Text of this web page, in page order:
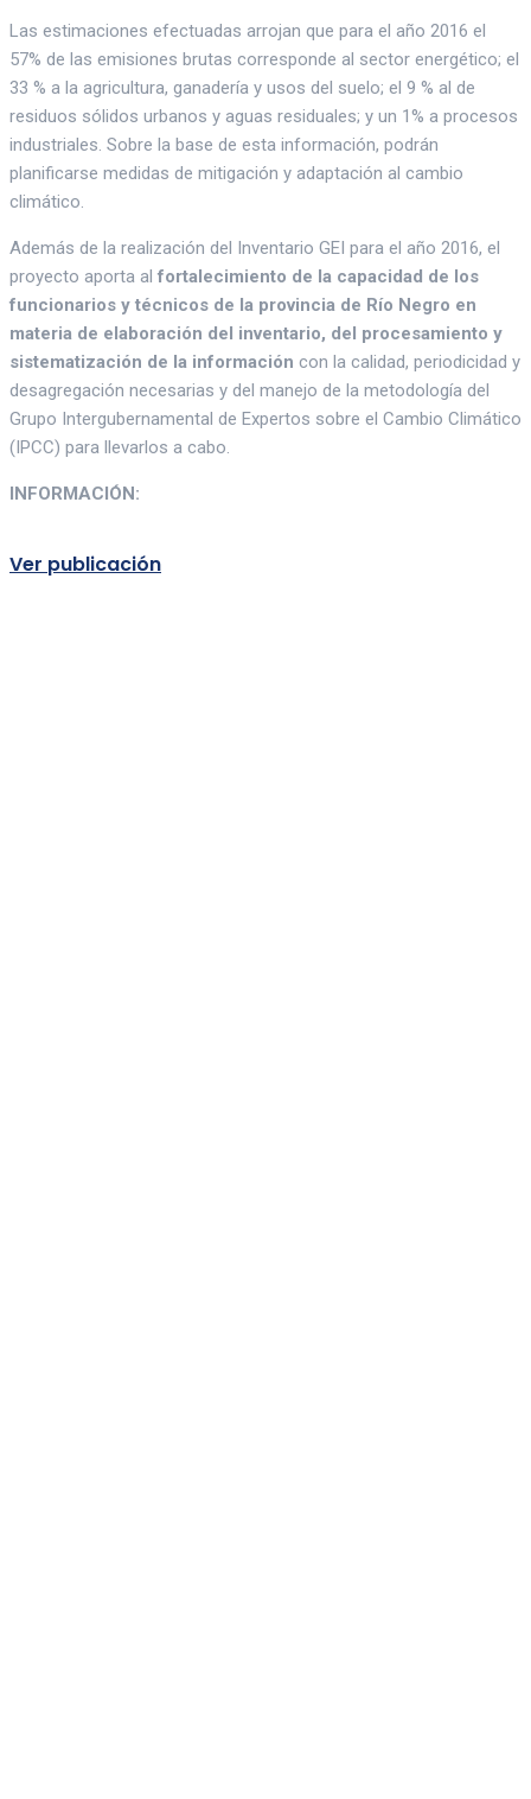
Las estimaciones efectuadas arrojan que para el año 2016 el
57% de las emisiones brutas corresponde al sector energético; el
33 % a la agricultura, ganadería y usos del suelo; el 9 % al de
residuos sólidos urbanos y aguas residuales; y un 1% a procesos
industriales. Sobre la base de esta información, podrán
planificarse medidas de mitigación y adaptación al cambio
climático.
Además de la realización del Inventario GEI para el año 2016, el
proyecto aporta al fortalecimiento de la capacidad de los
funcionarios y técnicos de la provincia de Río Negro en
materia de elaboración del inventario, del procesamiento y
sistematización de la información con la calidad, periodicidad y
desagregación necesarias y del manejo de la metodología del
Grupo Intergubernamental de Expertos sobre el Cambio Climático
(IPCC) para llevarlos a cabo.
INFORMACIÓN:
Ver publicación